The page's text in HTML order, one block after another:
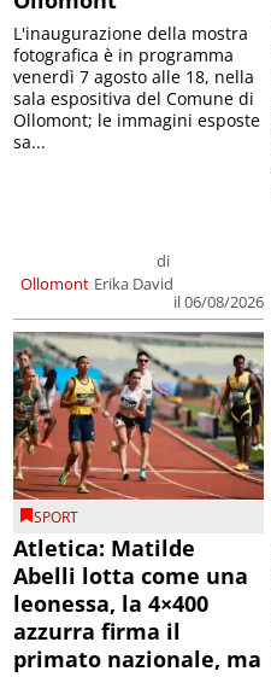
Ollomont
di
Erika David
il 06/08/2026
L'inaugurazione della mostra
fotografica è in programma
venerdì 7 agosto alle 18, nella
sala espositiva del Comune di
Ollomont; le immagini esposte
sa...
SPORT
Atletica: Matilde
Abelli lotta come una
leonessa, la 4×400
azzurra firma il
primato nazionale, ma